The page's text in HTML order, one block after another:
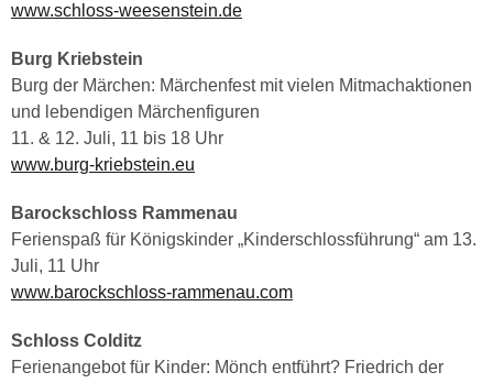
www.schloss-weesenstein.de
Burg Kriebstein
Burg der Märchen: Märchenfest mit vielen Mitmachaktionen
und lebendigen Märchenfiguren
11. & 12. Juli, 11 bis 18 Uhr
www.burg-kriebstein.eu
Barockschloss Rammenau
Ferienspaß für Königskinder „Kinderschlossführung“ am 13.
Juli, 11 Uhr
www.barockschloss-rammenau.com
Schloss Colditz
Ferienangebot für Kinder: Mönch entführt? Friedrich der